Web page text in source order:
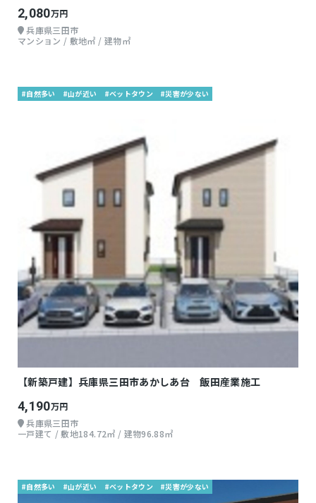
2,080万円
兵庫県三田市
マンション / 敷地㎡ / 建物㎡
#自然多い #山が近い #ベットタウン #災害が少ない
【新築戸建】兵庫県三田市あかしあ台 飯田産業施工
4,190万円
兵庫県三田市
一戸建て / 敷地184.72㎡ / 建物96.88㎡
#自然多い #山が近い #ベットタウン #災害が少ない